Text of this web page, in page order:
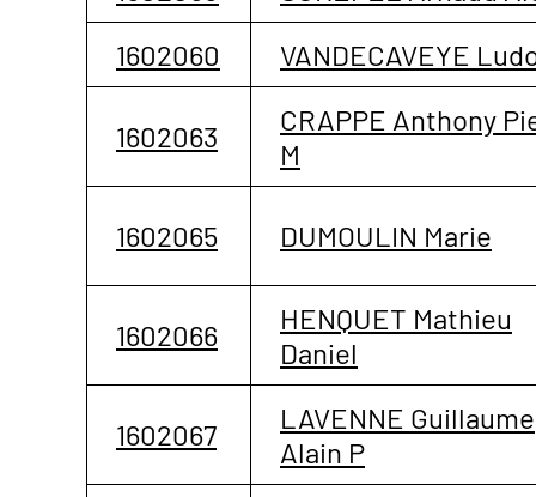
1602060
VANDECAVEYE
1602063
CRAPPE Anthony
M
1602065 DUMOULIN Marie
1602066
HENQUET Mathieu
Daniel
1602067
LAVENNE Guillaume
Alain P